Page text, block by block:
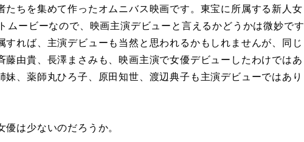
たちを集めて作ったオムニバス映画です。東宝に所属する新人女
ムービーなので、映画主演デビューと言えるかどうかは微妙です
すれば、主演デビューも当然と思われるかもしれませんが、同じ
藤由貴、長澤まさみも、映画主演で女優デビューしたわけではあ
妹、薬師丸ひろ子、原田知世、渡辺典子も主演デビューではあり
は少ないのだろうか。